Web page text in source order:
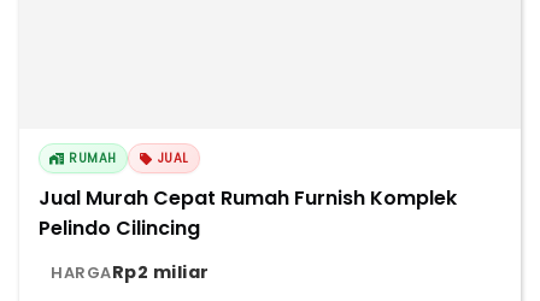
RUMAH JUAL
Jual Murah Cepat Rumah Furnish Komplek
Pelindo Cilincing
HARGARp2 miliar